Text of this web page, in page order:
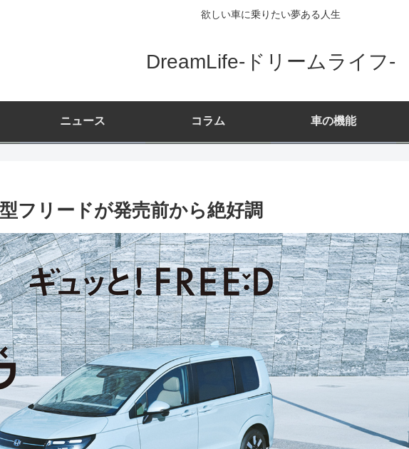
欲しい車に乗りたい夢ある人生
DreamLife-ドリームライフ-
ニュース コラム 車の機能
フリードが発売前から絶好調